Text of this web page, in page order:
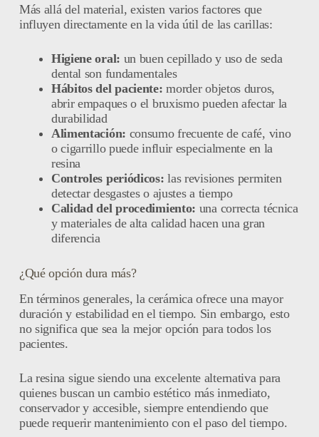
Más allá del material, existen varios factores que
influyen directamente en la vida útil de las carillas:
Higiene oral: un buen cepillado y uso de seda
dental son fundamentales
Hábitos del paciente: morder objetos duros,
abrir empaques o el bruxismo pueden afectar la
durabilidad
Alimentación: consumo frecuente de café, vino
o cigarrillo puede influir especialmente en la
resina
Controles periódicos: las revisiones permiten
detectar desgastes o ajustes a tiempo
Calidad del procedimiento: una correcta técnica
y materiales de alta calidad hacen una gran
diferencia
¿Qué opción dura más?
En términos generales, la cerámica ofrece una mayor
duración y estabilidad en el tiempo. Sin embargo, esto
no significa que sea la mejor opción para todos los
pacientes.
La resina sigue siendo una excelente alternativa para
quienes buscan un cambio estético más inmediato,
conservador y accesible, siempre entendiendo que
puede requerir mantenimiento con el paso del tiempo.